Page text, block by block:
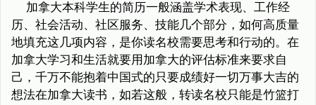
加拿大本科学生的简历一般涵盖学术表现、工作经
历、社会活动、社区服务、技能几个部分，如何高质量
地填充这几项内容，是你读名校需要思考和行动的。在
加拿大学习和生活就要用加拿大的评估标准来要求自
己，千万不能抱着中国式的只要成绩好一切万事大吉的
想法在加拿大读书，如若这般，转读名校只能是竹篮打